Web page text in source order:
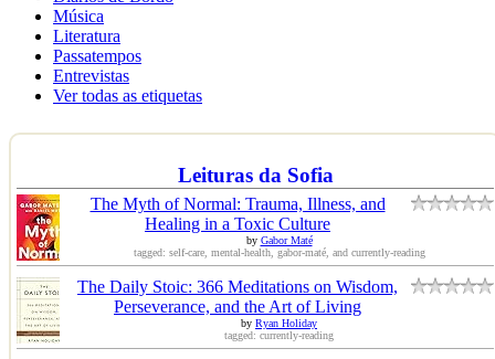
Música
Literatura
Passatempos
Entrevistas
Ver todas as etiquetas
Leituras da Sofia
The Myth of Normal: Trauma, Illness, and
Healing in a Toxic Culture
by Gabor Maté
tagged: self-care, mental-health, gabor-maté, and currently-reading
The Daily Stoic: 366 Meditations on Wisdom,
Perseverance, and the Art of Living
by Ryan Holiday
tagged: currently-reading